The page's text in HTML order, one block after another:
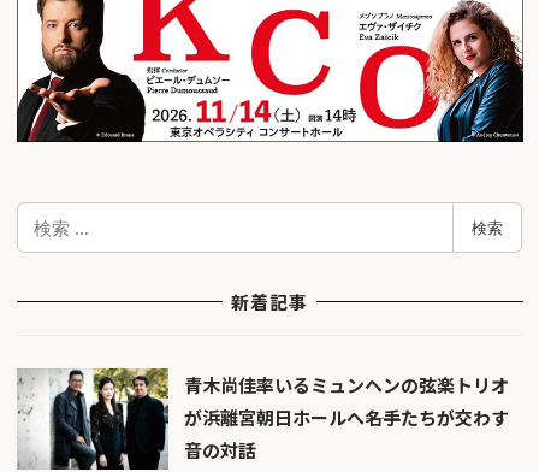
検
検索
新着記事
青木尚佳率いるミュンヘンの弦楽トリオ
が浜離宮朝日ホールへ――名手たちが交わす
音の対話